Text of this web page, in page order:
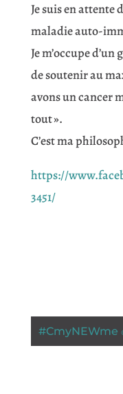
Je suis en attente
maladie auto-
Je m’occupe
de soutenir au
avons un cancer
tout ».
C’est ma
https://
3451/
#CmyNEWme